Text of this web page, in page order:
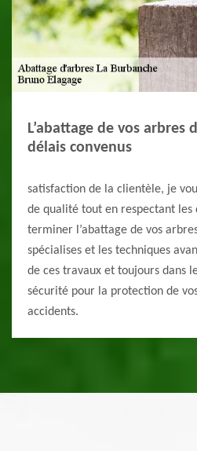
L’abattage de vos arbres
délais convenus
satisfaction de la clientèle, je
de qualité tout en respectant
terminer l’abattage de vos
spécialises et les techniques
de ces travaux et toujours dans
sécurité pour la protection de
accidents.